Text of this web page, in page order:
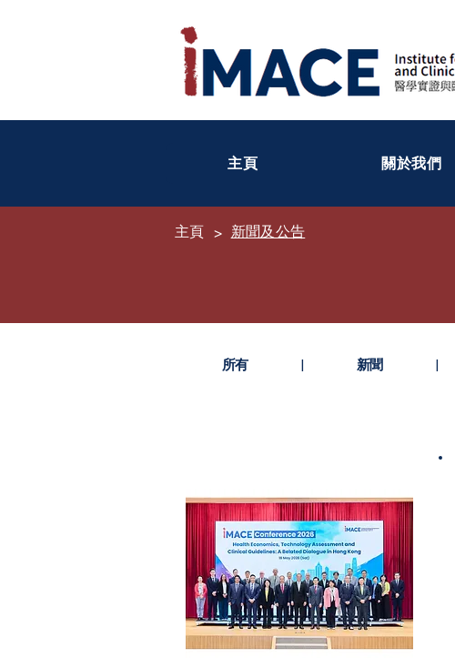
主頁 關於我們
主頁 > 新聞及公告
所有 | 新聞 |